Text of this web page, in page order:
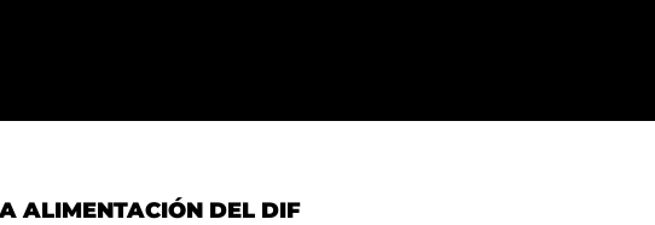
ALIMENTACIÓN DEL DIF